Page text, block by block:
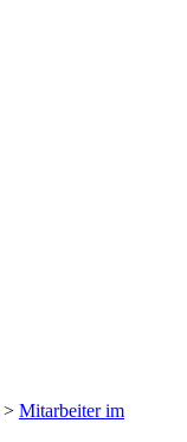
> Mitarbeiter im